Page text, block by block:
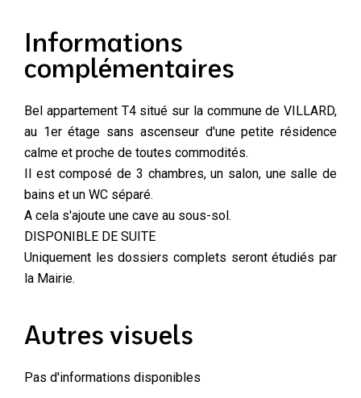
Informations
complémentaires
Bel appartement T4 situé sur la commune de VILLARD,
au 1er étage sans ascenseur d'une petite résidence
calme et proche de toutes commodités.
Il est composé de 3 chambres, un salon, une salle de
bains et un WC séparé.
A cela s'ajoute une cave au sous-sol.
DISPONIBLE DE SUITE
Uniquement les dossiers complets seront étudiés par
la Mairie.
Autres visuels
Pas d'informations disponibles